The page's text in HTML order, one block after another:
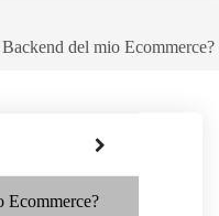
del mio Ecommerce?
Ecommerce?